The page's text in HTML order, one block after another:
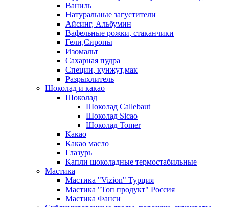
Ваниль
Натуральные загустители
Айсинг, Альбумин
Вафельные рожки, стаканчики
Гели,Сиропы
Изомальт
Сахарная пудра
Специи, кунжут,мак
Разрыхлитель
Шоколад и какао
Шоколад
Шоколад Callebaut
Шоколад Sicao
Шоколад Tomer
Какао
Какао масло
Глазурь
Капли шоколадные термостабильные
Мастика
Мастика "Vizion" Турция
Мастика "Топ продукт" Россия
Мастика Фанси